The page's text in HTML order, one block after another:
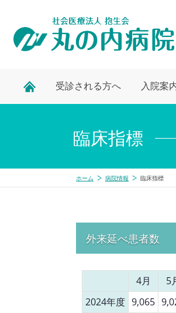
受診される方へ 入院案
臨床指標
ホーム 病院情報 臨床指標
外来延べ患者数
4月 5
2024年度 9,065